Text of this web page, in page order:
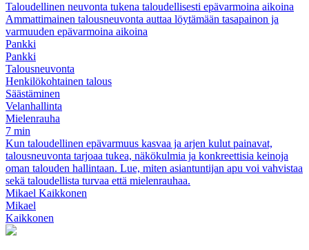
Taloudellinen neuvonta tukena taloudellisesti epävarmoina aikoina
Ammattimainen talousneuvonta auttaa löytämään tasapainon ja
varmuuden epävarmoina aikoina
Pankki
Pankki
Talousneuvonta
Henkilökohtainen talous
Säästäminen
Velanhallinta
Mielenrauha
7 min
Kun taloudellinen epävarmuus kasvaa ja arjen kulut painavat,
talousneuvonta tarjoaa tukea, näkökulmia ja konkreettisia keinoja
oman talouden hallintaan. Lue, miten asiantuntijan apu voi vahvistaa
sekä taloudellista turvaa että mielenrauhaa.
Mikael Kaikkonen
Mikael
Kaikkonen